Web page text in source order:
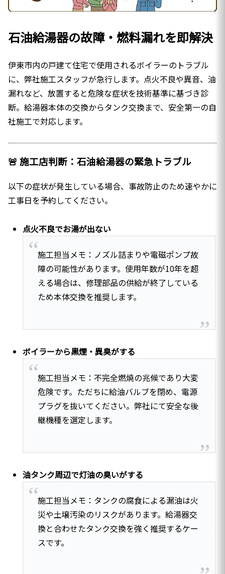
石油給湯器の故障・燃料漏れを即解決
伊東市内の戸建て住宅で使用されるボイラーのトラブル
に、弊社施工スタッフが急行します。点火不良や異音、油
漏れなど、放置すると危険な症状を技術基準に基づき診
断。給湯器本体の交換からタンク交換まで、安全第一の自
社施工で対応します。
🚨 施工店判断：石油給湯器の緊急トラブル
以下の症状が発生している場合、事故防止のため速やかに
工事日を予約してください。
点火不良でお湯が出ない
施工担当メモ：ノズル詰まりや電磁ポンプ故
障の可能性があります。使用年数が10年を超
える場合は、修理部品の供給が終了している
ため本体交換を推奨します。
ボイラーから黒煙・異臭がする
施工担当メモ：不完全燃焼の兆候であり大変
危険です。ただちに給油バルブを閉め、電源
プラグを抜いてください。弊社にて安全な後
継機種を選定します。
油タンク周辺で灯油の臭いがする
施工担当メモ：タンクの腐食による漏油は火
災や土壌汚染のリスクがあります。給湯器交
換と合わせたタンク交換を強く推奨するケー
スです。